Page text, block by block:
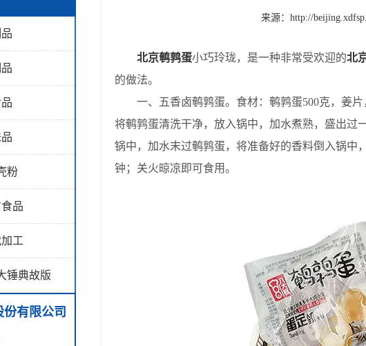
粉
品
工
锤典故版
有限公司
来源： http://
北京鹌鹑蛋小巧玲珑，是一种非常受欢迎的北
的做法。
一、五香卤鹌鹑蛋。食材：鹌鹑蛋500克，姜片
将鹌鹑蛋清洗干净，放入锅中，加水煮熟，盛出过
锅中，加水末过鹌鹑蛋，将准备好的香料倒入锅中
钟；关火晾凉即可食用。